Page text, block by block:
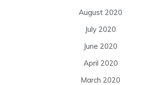
August 2020
July 2020
June 2020
April 2020
March 2020